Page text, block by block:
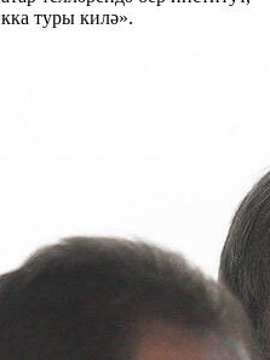
туры килә».